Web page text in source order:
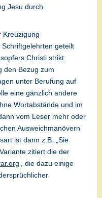
Jesu durch
Kreuzigung
geteilt
Christi strikt
den Bezug zum
unter Berufung auf
eine gänzlich andere
Wortabstände und im
vom Leser mehr oder
Ausweichmanövern
ist dann z.B. „Sie
zitiert die der
, die dazu einige